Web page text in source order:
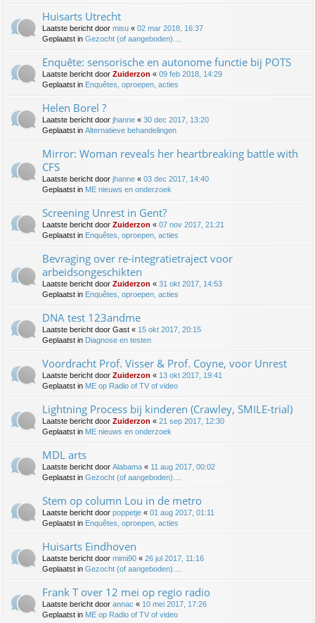
Huisarts Utrecht
Laatste bericht door misu « 02 mar 2018, 16:37
Geplaatst in Gezocht (of aangeboden)....
Enquête: sensorische en autonome functie bij POTS
Laatste bericht door Zuiderzon « 09 feb 2018, 14:29
Geplaatst in Enquêtes, oproepen, acties
Helen Borel ?
Laatste bericht door jhanne « 30 dec 2017, 13:20
Geplaatst in Alternatieve behandelingen
Mirror: Woman reveals her heartbreaking battle with
CFS
Laatste bericht door jhanne « 03 dec 2017, 14:40
Geplaatst in ME nieuws en onderzoek
Screening Unrest in Gent?
Laatste bericht door Zuiderzon « 07 nov 2017, 21:21
Geplaatst in Enquêtes, oproepen, acties
Bevraging over re-integratietraject voor
arbeidsongeschikten
Laatste bericht door Zuiderzon « 31 okt 2017, 14:53
Geplaatst in Enquêtes, oproepen, acties
DNA test 123andme
Laatste bericht door Gast « 15 okt 2017, 20:15
Geplaatst in Diagnose en testen
Voordracht Prof. Visser & Prof. Coyne, voor Unrest
Laatste bericht door Zuiderzon « 13 okt 2017, 19:41
Geplaatst in ME op Radio of TV of video
Lightning Process bij kinderen (Crawley, SMILE-trial)
Laatste bericht door Zuiderzon « 21 sep 2017, 12:30
Geplaatst in ME nieuws en onderzoek
MDL arts
Laatste bericht door Alabama « 11 aug 2017, 00:02
Geplaatst in Gezocht (of aangeboden)....
Stem op column Lou in de metro
Laatste bericht door poppetje « 01 aug 2017, 01:11
Geplaatst in Enquêtes, oproepen, acties
Huisarts Eindhoven
Laatste bericht door mimi90 « 26 jul 2017, 11:16
Geplaatst in Gezocht (of aangeboden)....
Frank T over 12 mei op regio radio
Laatste bericht door annac « 10 mei 2017, 17:26
Geplaatst in ME op Radio of TV of video